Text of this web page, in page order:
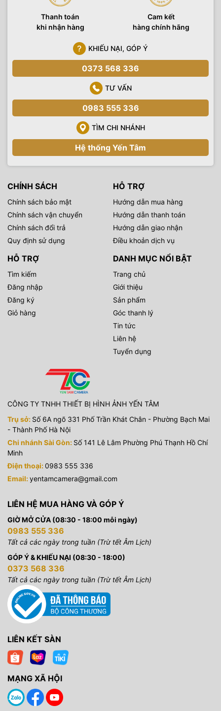
Thanh toán
khi nhận hàng
Cam kết
hàng chính hãng
KHIẾU NẠI, GÓP Ý
0373 568 336
TƯ VẤN
0983 555 336
TÌM CHI NHÁNH
Hệ thống Yến Tâm
CHÍNH SÁCH
Chính sách bảo mật
Chính sách vận chuyển
Chính sách đổi trả
Quy định sử dụng
HỖ TRỢ
Hướng dẫn mua hàng
Hướng dẫn thanh toán
Hướng dẫn giao nhận
Điều khoản dịch vụ
HỖ TRỢ
Tìm kiếm
Đăng nhập
Đăng ký
Giỏ hàng
DANH MỤC NỔI BẬT
Trang chủ
Giới thiệu
Sản phẩm
Góc thanh lý
Tin tức
Liên hệ
Tuyển dụng
CÔNG TY TNHH THIẾT BỊ HÌNH ẢNH YẾN TÂM
Trụ sở: Số 6A ngõ 331 Phố Trần Khát Chân - Phường Bạch Mai
- Thành Phố Hà Nội
Chi nhánh Sài Gòn: Số 141 Lê Lâm Phường Phú Thạnh Hồ Chí
Minh
Điện thoại:0983 555 336
Email:yentamcamera@gmail.com
LIÊN HỆ MUA HÀNG VÀ GÓP Ý
GIỜ MỞ CỬA (08:30 - 18:00 mỗi ngày)
0983 555 336
Tất cả các ngày trong tuần (Trừ tết Âm Lịch)
GÓP Ý & KHIẾU NẠI (08:30 - 18:00)
0373 568 336
Tất cả các ngày trong tuần (Trừ tết Âm Lịch)
LIÊN KẾT SÀN
MẠNG XÃ HỘI